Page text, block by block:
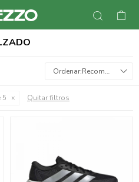
Recomendados
5 Quitar filtros